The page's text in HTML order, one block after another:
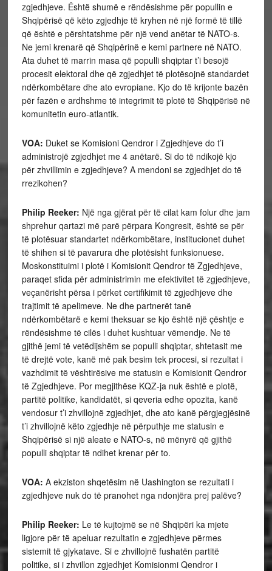
zgjedhjeve. Është shumë e rëndësishme për popullin e
Shqipërisë që këto zgjedhje të kryhen në një formë të tillë
që është e përshtatshme për një vend anëtar të NATO-s.
Ne jemi krenarë që Shqipërinë e kemi partnere në NATO.
Ata duhet të marrin masa që populli shqiptar t’i besojë
procesit elektoral dhe që zgjedhjet të plotësojnë standardet
ndërkombëtare dhe ato evropiane. Kjo do të krijonte bazën
për fazën e ardhshme të integrimit të plotë të Shqipërisë në
komunitetin euro-atlantik.
VOA: Duket se Komisioni Qendror i Zgjedhjeve do t’i
administrojë zgjedhjet me 4 anëtarë. Si do të ndikojë kjo
për zhvillimin e zgjedhjeve? A mendoni se zgjedhjet do të
rrezikohen?
Philip Reeker: Një nga gjërat për të cilat kam folur dhe jam
shprehur qartazi më parë përpara Kongresit, është se për
të plotësuar standartet ndërkombëtare, institucionet duhet
të shihen si të pavarura dhe plotësisht funksionuese.
Moskonstituimi i plotë i Komisionit Qendror të Zgjedhjeve,
paraqet sfida për administrimin me efektivitet të zgjedhjeve,
veçanërisht përsa i përket certifikimit të zgjedhjeve dhe
trajtimit të apelimeve. Ne dhe partnerët tanë
ndërkombëtarë e kemi theksuar se kjo është një çështje e
rëndësishme të cilës i duhet kushtuar vëmendje. Ne të
gjithë jemi të vetëdijshëm se populli shqiptar, shtetasit me
të drejtë vote, kanë më pak besim tek procesi, si rezultat i
vazhdimit të vështirësive me statusin e Komisionit Qendror
të Zgjedhjeve. Por megjithëse KQZ-ja nuk është e plotë,
partitë politike, kandidatët, si qeveria edhe opozita, kanë
vendosur t’i zhvillojnë zgjedhjet, dhe ato kanë përgjegjësinë
t’i zhvillojnë këto zgjedhje në përputhje me statusin e
Shqipërisë si një aleate e NATO-s, në mënyrë që gjithë
populli shqiptar të ndihet krenar për to.
VOA: A ekziston shqetësim në Uashington se rezultati i
zgjedhjeve nuk do të pranohet nga ndonjëra prej palëve?
Philip Reeker: Le të kujtojmë se në Shqipëri ka mjete
ligjore për të apeluar rezultatin e zgjedhjeve përmes
sistemit të gjykatave. Si e zhvillojnë fushatën partitë
politike, si i zhvillon zgjedhjet Komisionmi Qendror i